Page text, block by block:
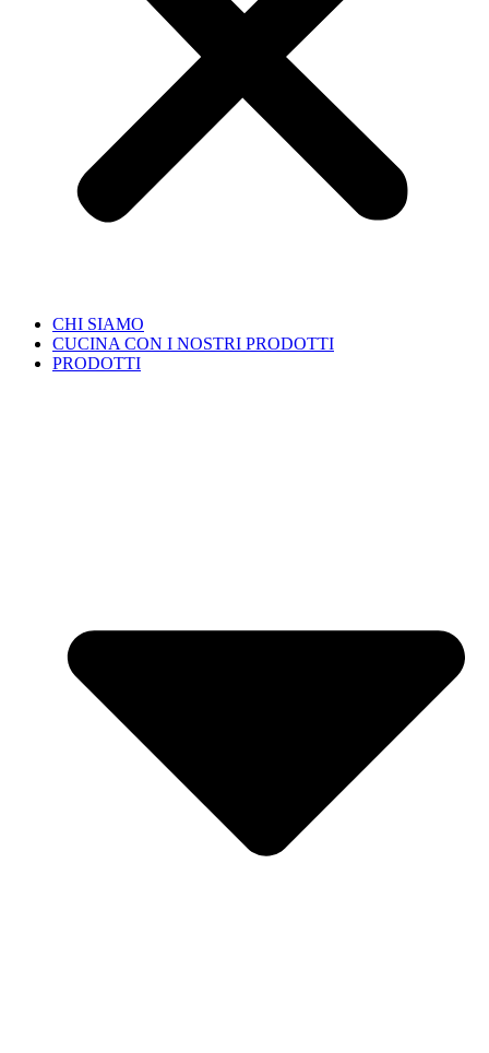
CHI SIAMO
CUCINA CON I NOSTRI PRODOTTI
PRODOTTI